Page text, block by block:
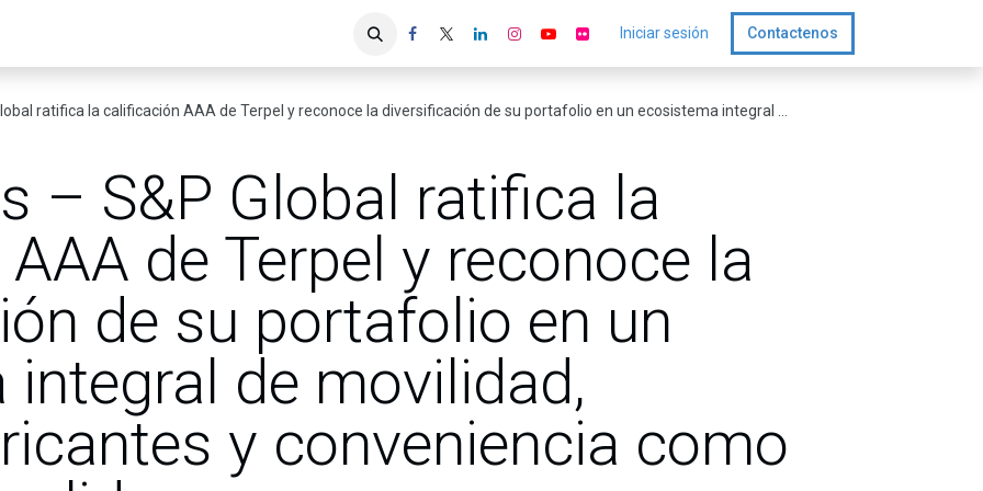
Iniciar sesión Contactenos
la calificación AAA de Terpel y reconoce la diversificación de su portafolio en un ecosistema integral de movilidad, energía, lubricantes y conveniencia como atributo de solidez
– S&P Global ratifica la
de Terpel y reconoce la
de su portafolio en un
de movilidad,
y conveniencia como